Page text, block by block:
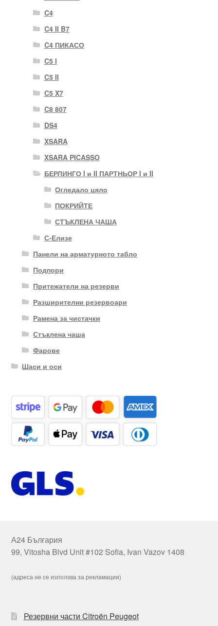
C4
C4 II B7
C4 ПИКАСО
C5 I
C5 II
C5 X7
C8 807
DS4
XSARA
XSARA PICASSO
БЕРЛИНГО I и II ПАРТНЬОР I и II
Огледало цяло
ПОКРИЙТЕ
СТЪКЛЕНА ЧАША
С-Елизе
Панели на арматурното табло
Подпори
Притежатели на резерви
Разширителни резервоари
Рамена за чистачки
Стъклена чаша
Фарове
Шаси и оси
А24 България
99, Vitosha Blvd Unit #102 Sofia, Ivan Vazov 1408
(адреса не се използва за рекламации)
Резервни части Citroën Peugeot